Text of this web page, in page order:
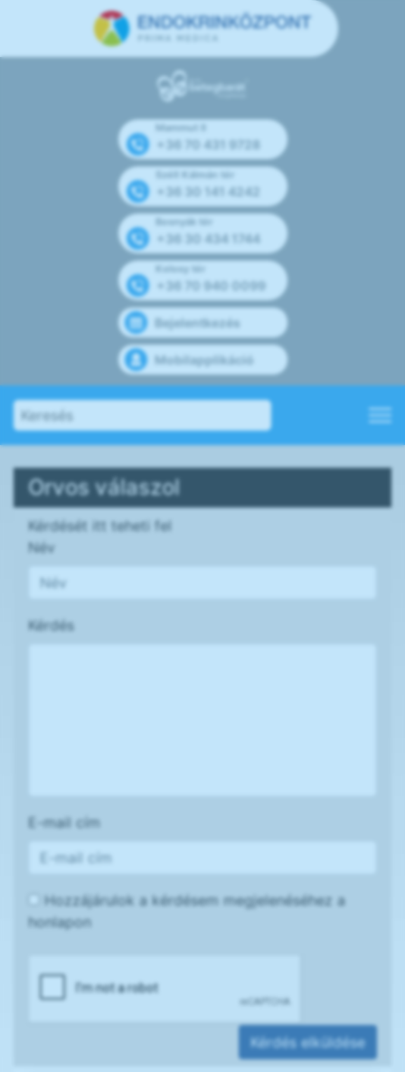
Mammut II
+36 70 431 9728
Széll Kálmán tér
+36 30 141 4242
Bosnyák tér
+36 30 434 1744
Kolosy tér
+36 70 940 0099
Bejelentkezés
Mobilapplikáció
Orvos válaszol
Kérdését itt teheti fel
Név
Kérdés
E-mail cím
Hozzájárulok a kérdésem megjelenéséhez a
honlapon
Kérdés elküldése